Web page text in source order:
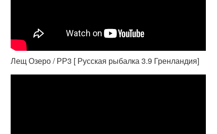
Лещ Озеро / РР3 [ Русская рыбалка 3.9 Гренландия]